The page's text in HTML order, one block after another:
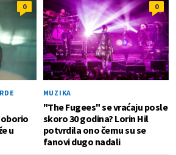
0
u
0
MUZIKA
"The Fugees" se vraćaju posle
skoro 30 godina? Lorin Hil
potvrdila ono čemu su se
fanovi dugo nadali